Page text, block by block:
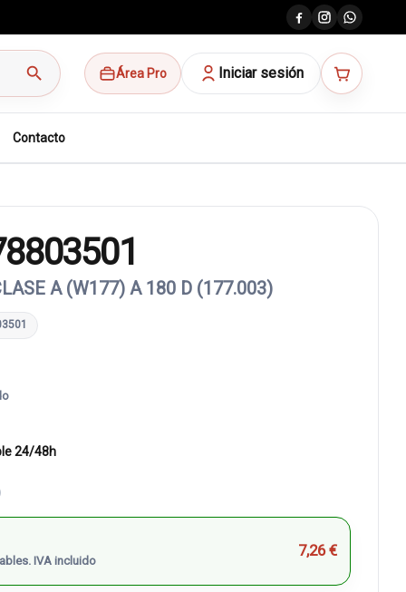
search Área Pro Iniciar sesión
Contacto
A (W177) A 180 D (177.003)
24/48h
IVA incluido
7,26 €